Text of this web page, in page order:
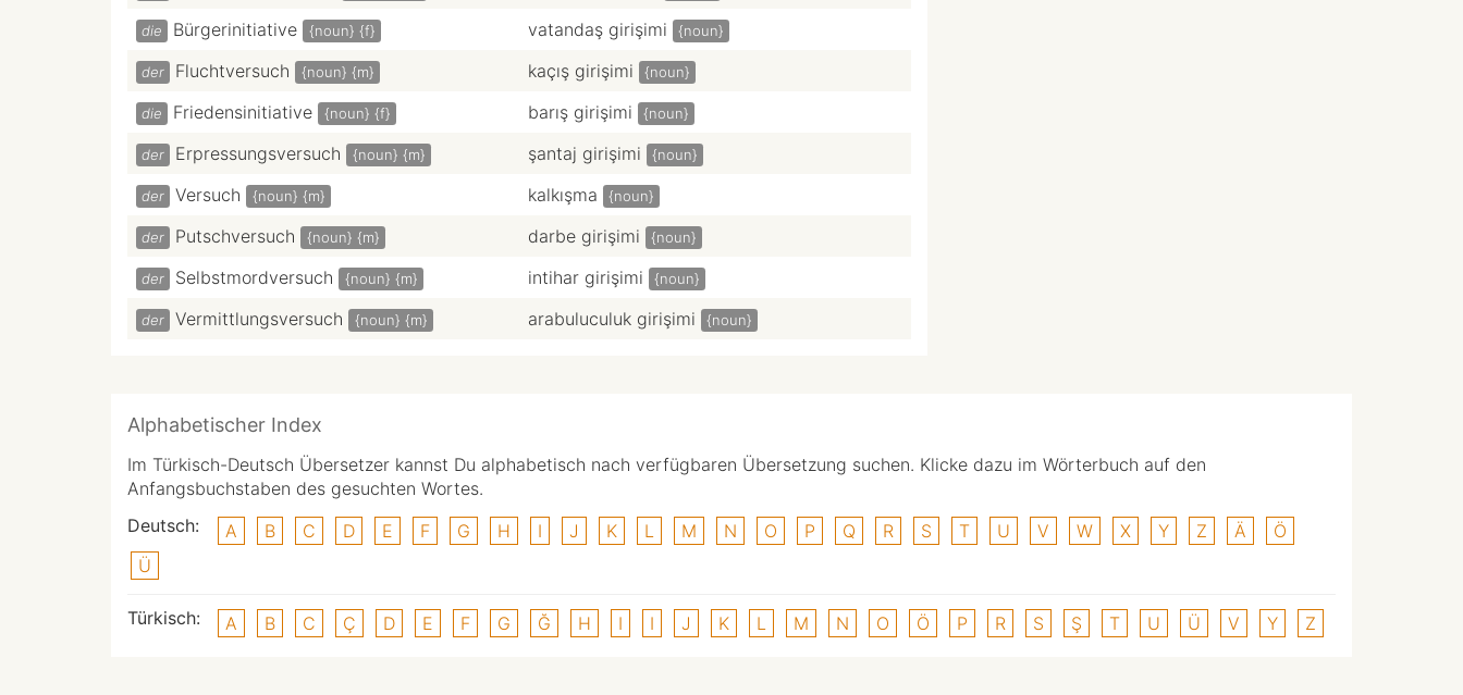
die Bürgerinitiative {noun} {f} vatandaş girişimi {noun}
der Fluchtversuch {noun} {m} kaçış girişimi {noun}
die Friedensinitiative {noun} {f} barış girişimi {noun}
der Erpressungsversuch {noun} {m} şantaj girişimi {noun}
der Versuch {noun} {m} kalkışma {noun}
der Putschversuch {noun} {m} darbe girişimi {noun}
der Selbstmordversuch {noun} {m} intihar girişimi {noun}
der Vermittlungsversuch {noun} {m} arabuluculuk girişimi {noun}
Alphabetischer Index
Im Türkisch-Deutsch Übersetzer kannst Du alphabetisch nach verfügbaren Übersetzung suchen. Klicke dazu im Wörterbuch auf den
Anfangsbuchstaben des gesuchten Wortes.
Deutsch:
A B C D E F G H I J K L M N O P Q R S T U V W X Y Z Ä
Ö
Ü
Türkisch: A B C Ç D E F G Ğ H I I J K L M N O Ö P R S Ş T U Ü V Y Z